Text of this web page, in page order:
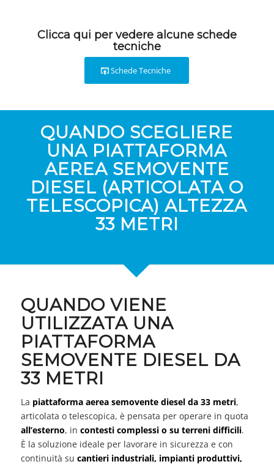
Clicca qui per vedere alcune schede
tecniche
Schede Tecniche
QUANDO SCEGLIERE
UNA PIATTAFORMA
AEREA SEMOVENTE
DIESEL (ARTICOLATA O
TELESCOPICA) ALTEZZA
33 METRI
QUANDO VIENE
UTILIZZATA UNA
PIATTAFORMA
SEMOVENTE DIESEL DA
33 METRI
La piattaforma aerea semovente diesel da 33 metri,
articolata o telescopica, è pensata per operare in quota
all’esterno, in contesti complessi o su terreni difficili.
È la soluzione ideale per lavorare in sicurezza e con
continuità su cantieri industriali, impianti produttivi,